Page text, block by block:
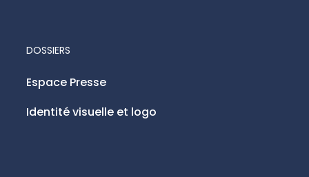
DOSSIERS
Espace Presse
Identité visuelle et logo